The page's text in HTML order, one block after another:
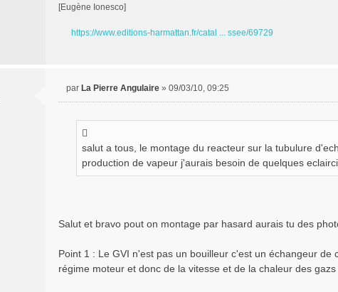
[Eugène Ionesco]
https://www.editions-harmattan.fr/catal ... ssee/69729
l
par La Pierre Angulaire » 09/03/10, 09:25
salut a tous, le montage du reacteur sur la tubulure
production de vapeur j'aurais besoin de quelques
Salut et bravo pout on montage par hasard aurais tu des
Point 1 : Le GVI n'est pas un bouilleur c'est un échangeur
régime moteur et donc de la vitesse et de la chaleur des gazs